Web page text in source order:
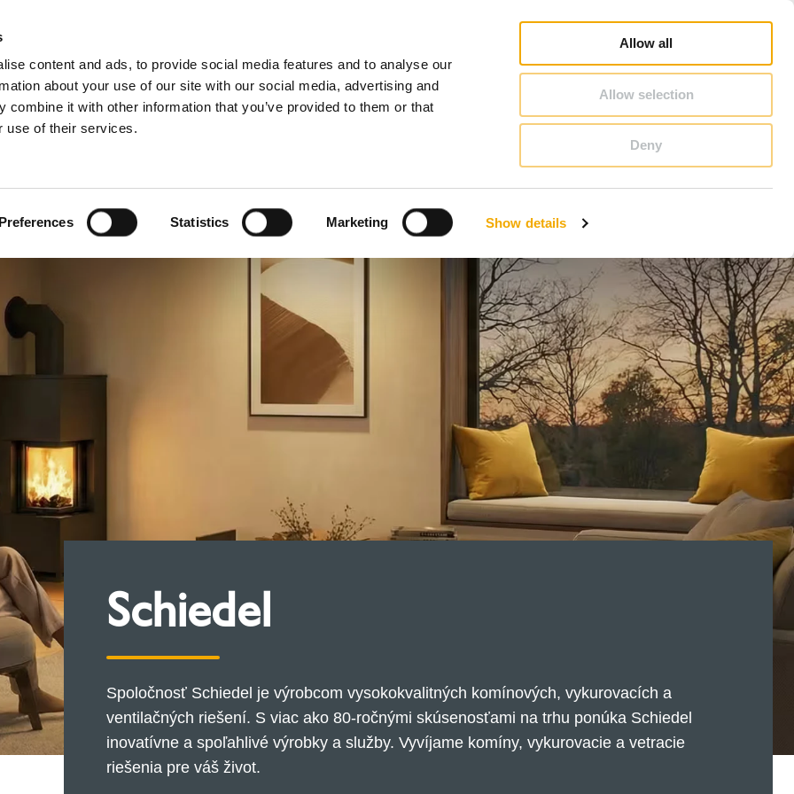
content and ads, to provide social media features and to analyse our
about your use of our site with our social media, advertising and
combine it with other information that you’ve provided to them or that
use of their services.
Preferences Statistics Marketing Show details
Allow all
Allow selection
Deny
Dánsko
Estónsko
Nórsko
Poľsko
Slovensko
Slovinsko
Veľká Británia
Pre profesionálov
Schiedel
Spoločnosť Schiedel je výrobcom vysokokvalitných komínových, vykurovacích a
ventilačných riešení. S viac ako 80-ročnými skúsenosťami na trhu ponúka Schiedel
inovatívne a spoľahlivé výrobky a služby. Vyvíjame komíny, vykurovacie a vetracie
riešenia pre váš život.